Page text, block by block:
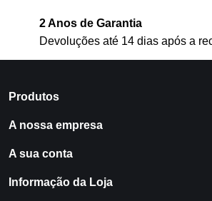
2 Anos de Garantia
Devoluções até 14 dias após a
Produtos
A nossa empresa
A sua conta
Informação da Loja